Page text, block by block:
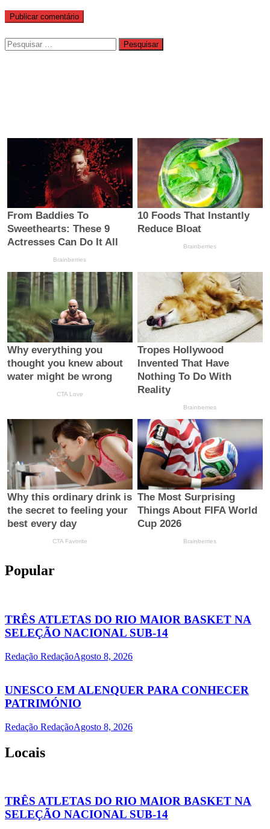
Pesquisar
por:
Popular
TRÊS ATLETAS DO RIO MAIOR BASKET NA
SELEÇÃO NACIONAL SUB-14
Redação RedaçãoAgosto 8, 2026
UNESCO EM ALENQUER PARA CONHECER
PATRIMÓNIO
Redação RedaçãoAgosto 8, 2026
Locais
TRÊS ATLETAS DO RIO MAIOR BASKET NA
SELEÇÃO NACIONAL SUB-14